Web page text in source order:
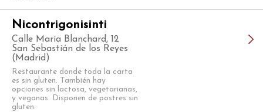
Nicontrigonisinti
Calle María Blanchard, 12
San Sebastián de los Reyes
(Madrid)
Restaurante donde toda la carta
es sin gluten. También hay
opciones sin lactosa, vegetarianas,
y veganas. Disponen de postres sin
gluten.